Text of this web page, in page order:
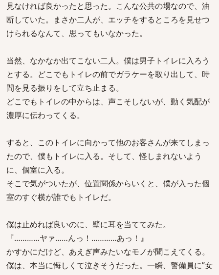
見なければ良かったと思った。こんな公共の場なので、油
断していた。まさか二人が、エッチをするところを見せつ
けられるなんて、思ってもいなかった。
当然、なかなか出てこない二人。僕は男子トイレに入ろう
とする。どこでもトイレの前でガラケーを取り出して、時
間を見る振りをして立ち止まる。
どこでもトイレの中からは、声こそしないが、動く気配が
濃厚に伝わってくる。
すると、このトイレに向かって他のお客さんが来てしまっ
たので、僕もトイレに入る。そして、怪しまれないよう
に、個室に入る。
そこで気がついたが、位置関係からいくと、僕が入った個
室のすぐ横が誰でもトイレだ。
僕は止めれば良いのに、壁に耳を当ててみた。
『…………ヤァ……んっ！…………あっ！』
かすかにだけど、あえぎ声みたいなモノが聞こえてくる。
僕は、本当に悔しくて泣きそうだった。一瞬、警備員に”女